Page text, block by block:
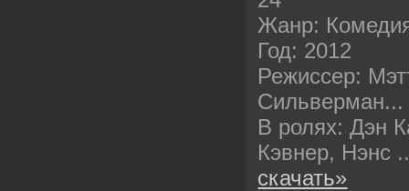
Жанр:
Год: 2012
Режиссер:
Сильверман...
В ролях: Дэн
Кэвнер, Нэнс
скачать»